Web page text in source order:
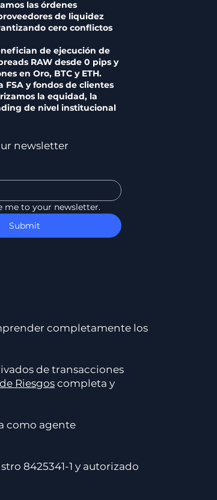
las órdenes
de liquidez
cero conflictos
de ejecución de
RAW desde 0 pips y
en Oro, BTC y ETH.
FSA y fondos de clientes
la equidad, la
de nivel institucional
newsletter
me to your newsletter.
Submit
completamente los
de transacciones
Riesgoscompleta y
como agente
8425341-1 y autorizado